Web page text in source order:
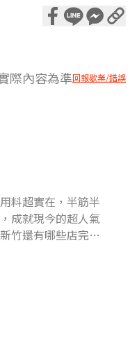
際內容為準回報歇業/錯誤
料超實在，半筋半
成就現今的超人氣
竹還有哪些店完